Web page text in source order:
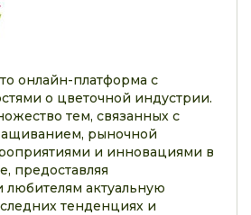
онлайн-платформа с
о цветочной индустрии.
тем, связанных с
рыночной
и инновациями в
предоставляя
любителям актуальную
тенденциях и